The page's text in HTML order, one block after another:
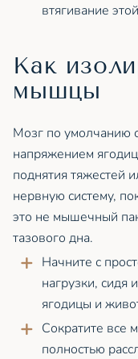
втягивание
Как
мышцы
Мозг по умолчанию
напряжением
поднятия тяжестей
нервную систему,
это не мышечный
тазового дна.
Начните с
нагрузки, сидя
ягодицы и
Сократите все
полностью